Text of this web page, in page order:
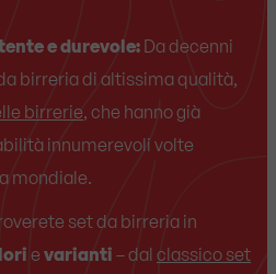
e durevole: Da decenni
birreria di altissima qualità,
birrerie, che hanno già
innumerevoli volte
mondiale.
set da birreria in
e varianti – dal classico set